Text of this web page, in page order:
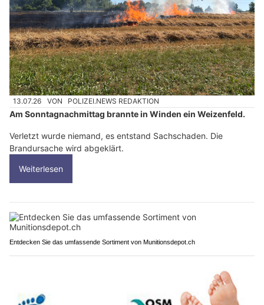
13.07.26 VON POLIZEI.NEWS REDAKTION
Am Sonntagnachmittag brannte in Winden ein Weizenfeld.
Verletzt wurde niemand, es entstand Sachschaden. Die
Brandursache wird abgeklärt.
Weiterlesen
Entdecken Sie das umfassende Sortiment von Munitionsdepot.ch